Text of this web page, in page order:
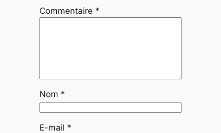
Commentaire *
Nom *
E-mail *